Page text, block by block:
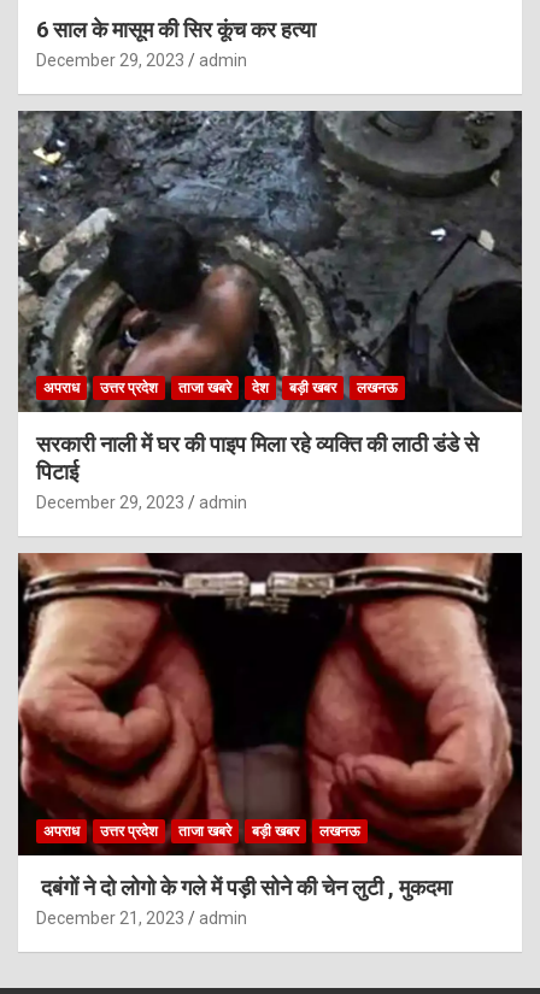
6 साल के मासूम की सिर कूंच कर हत्या
December 29, 2023 admin
अपराध उत्तर प्रदेश ताजा खबरे देश बड़ी खबर लखनऊ
सरकारी नाली में घर की पाइप मिला रहे व्यक्ति की लाठी डंडे से
पिटाई
December 29, 2023 admin
अपराध उत्तर प्रदेश ताजा खबरे बड़ी खबर लखनऊ
दबंगों ने दो लोगो के गले में पड़ी सोने की चेन लुटी , मुकदमा
December 21, 2023 admin